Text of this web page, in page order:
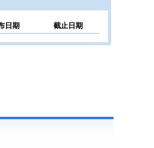
日期 截止日期